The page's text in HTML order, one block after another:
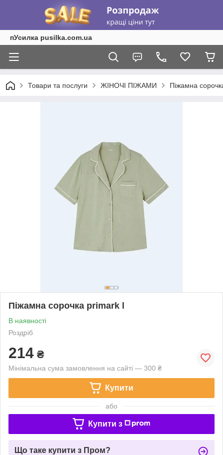
пУсилка pusilka.com.ua
Товари та послуги ЖІНОЧІ ПІЖАМИ Піжамна
Піжамна сорочка primark l
В наявності
Роздріб
214 ₴
Мінімальна сума замовлення на сайті — 300 ₴
Купити
або
Купити з
Що таке купити з Пром?